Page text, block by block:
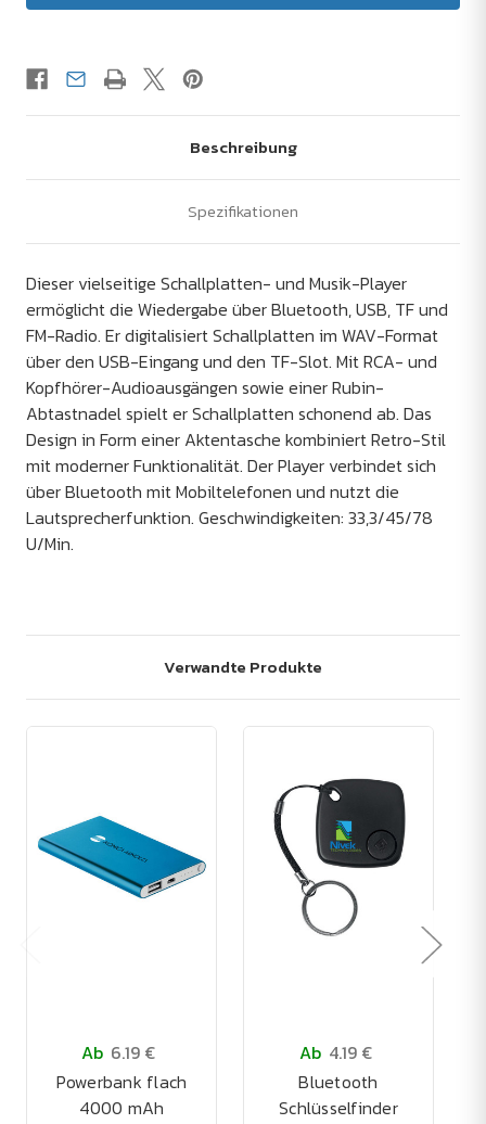
Beschreibung
Spezifikationen
Dieser vielseitige Schallplatten- und Musik-Player
ermöglicht die Wiedergabe über Bluetooth, USB, TF und
FM-Radio. Er digitalisiert Schallplatten im WAV-Format
über den USB-Eingang und den TF-Slot. Mit RCA- und
Kopfhörer-Audioausgängen sowie einer Rubin-
Abtastnadel spielt er Schallplatten schonend ab. Das
Design in Form einer Aktentasche kombiniert Retro-Stil
mit moderner Funktionalität. Der Player verbindet sich
über Bluetooth mit Mobiltelefonen und nutzt die
Lautsprecherfunktion. Geschwindigkeiten: 33,3/45/78
U/Min.
Verwandte Produkte
Ab 6.19 €
Powerbank flach
4000 mAh
Ab 4.19 €
Bluetooth
Schlüsselfinder